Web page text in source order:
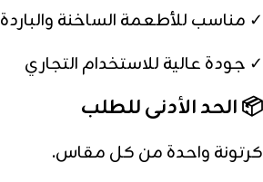
✓ مناسب للأطعمة الساخنة والباردة
✓ جودة عالية للاستخدام التجاري
📦 الحد الأدنى للطلب
كرتونة واحدة من كل مقاس.